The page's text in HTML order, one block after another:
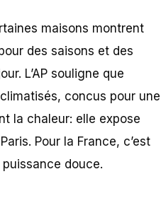
maisons montrent
des saisons et des
L’AP souligne que
concus pour une
la chaleur: elle expose
Pour la France, c’est
douce.